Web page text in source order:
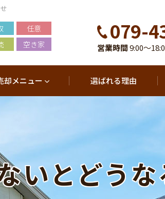
任意
空き家
079-
営業時間9:00～
却メニュー 選ばれる理由
ないとどう